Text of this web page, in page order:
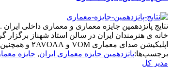
خانه ی هنرمندان ایران در سالن استاد شهناز
اپلیکیشن صدای معماری VOM و ۲AVOAA و همچنین داوران شانزدهمین دوره جایزه را نیز معرفی کردند و آقای شهاب میرزاییان سردبیر درباره روند ...
برچسب‌ها:پانزدهمین جایزه معماری ایران, جایزه
مدیر کل